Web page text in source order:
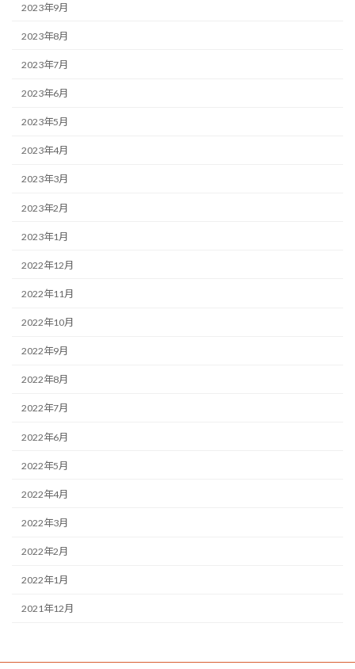
2023年9月
2023年8月
2023年7月
2023年6月
2023年5月
2023年4月
2023年3月
2023年2月
2023年1月
2022年12月
2022年11月
2022年10月
2022年9月
2022年8月
2022年7月
2022年6月
2022年5月
2022年4月
2022年3月
2022年2月
2022年1月
2021年12月